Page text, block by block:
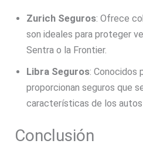
Zurich Seguros: Ofrece
son ideales para proteger
Sentra o la Frontier.
Libra Seguros: Conocidos
proporcionan seguros que
características de los autos
Conclusión